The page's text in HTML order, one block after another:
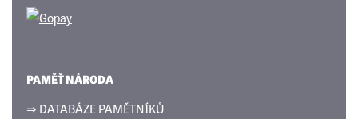
PAMĚŤ NÁRODA
⇒ DATABÁZE PAMĚTNÍKŮ